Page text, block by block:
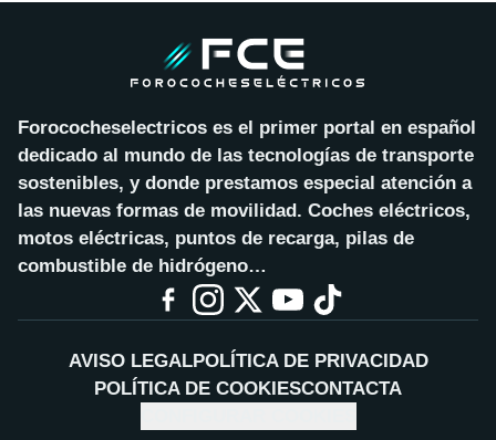
Forococheselectricos es el primer portal en español
dedicado al mundo de las tecnologías de transporte
sostenibles, y donde prestamos especial atención a
las nuevas formas de movilidad. Coches eléctricos,
motos eléctricas, puntos de recarga, pilas de
combustible de hidrógeno…
AVISO LEGALPOLÍTICA DE PRIVACIDAD
POLÍTICA DE COOKIESCONTACTA